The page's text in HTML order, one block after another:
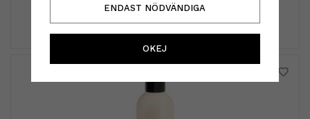
ENDAST NÖDVÄNDIGA
OKEJ